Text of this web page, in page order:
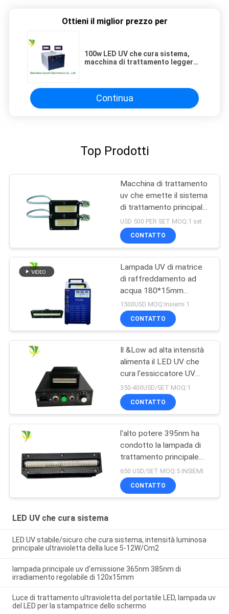
Ottieni il miglior prezzo per
100w LED UV che cura sistema,
macchina di trattamento leggera
Continua
Top Prodotti
Macchina di trattamento
uv che emette il sistema
di trattamento principale
uv di alto potere di
lunghezza d'onda 395nm
di dimensione 50x20
USD 500 PER SET MOQ:1 set
CONTATTO
Lampada UV di matrice
di raffreddamento ad
acqua 180*15mm
15W/CM2 395nm LED
1500USD MOQ:Insiemi 1
CONTATTO
Il &Low ad alta intensità
alimenta il LED UV che
cura l'essiccatore UV
della lampada per
inchiostro curato
350-400USD/SET MOQ:1
CONTATTO
l'alto potere 395nm ha
condotto la lampada di
trattamento principale
ultravioletta per la
stampante uv a base
piatta
650 USD/SET MOQ:5 INSIEMI
CONTATTO
LED UV che cura sistema
LED UV stabile/sicuro che cura sistema, intensità luminosa
principale ultravioletta della luce 5-12W/Cm2
lampada principale uv d'emissione 365nm 385nm di
irradiamento regolabile di 120x15mm
Luce di trattamento ultravioletta del portatile LED, lampada uv
del LED per la stampatrice dello schermo